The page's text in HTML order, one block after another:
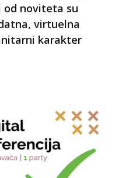
od noviteta su
virtuelna
karakter